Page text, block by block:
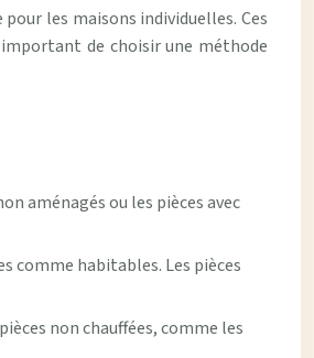
les maisons individuelles. Ces
de choisir une méthode
aménagés ou les pièces avec
comme habitables. Les pièces
non chauffées, comme les